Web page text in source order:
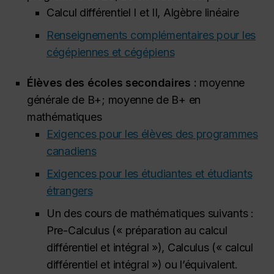
Calcul différentiel I et II, Algèbre linéaire
Renseignements complémentaires pour les
cégépiennes et cégépiens
Élèves des écoles secondaires : moyenne
générale de B+; moyenne de B+ en
mathématiques
Exigences pour les élèves des programmes
canadiens
Exigences pour les étudiantes et étudiants
étrangers
Un des cours de mathématiques suivants :
Pre-Calculus(« préparation au calcul
différentiel et intégral »), Calculus(« calcul
différentiel et intégral ») ou l’équivalent.